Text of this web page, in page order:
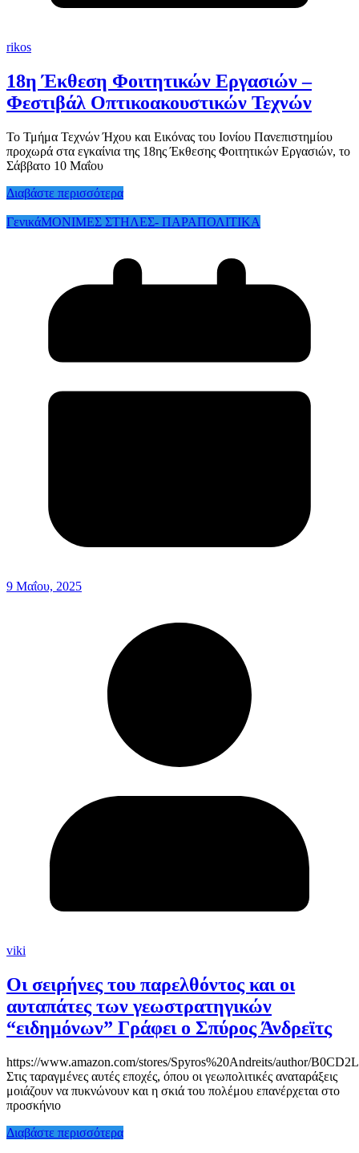
rikos
18η Έκθεση Φοιτητικών Εργασιών –
Φεστιβάλ Οπτικοακουστικών Τεχνών
Το Τμήμα Τεχνών Ήχου και Εικόνας του Ιονίου Πανεπιστημίου
προχωρά στα εγκαίνια της 18ης Έκθεσης Φοιτητικών Εργασιών, το
Σάββατο 10 Μαΐου
Διαβάστε περισσότερα
ΓενικάΜΟΝΙΜΕΣ ΣΤΗΛΕΣ- ΠΑΡΑΠΟΛΙΤΙΚΑ
9 Μαΐου, 2025
viki
Οι σειρήνες του παρελθόντος και οι
αυταπάτες των γεωστρατηγικών
“ειδημόνων” Γράφει ο Σπύρος Άνδρεϊτς
https://www.amazon.com/stores/Spyros%20Andreits/author/
Στις ταραγμένες αυτές εποχές, όπου οι γεωπολιτικές αναταράξεις
μοιάζουν να πυκνώνουν και η σκιά του πολέμου επανέρχεται στο
προσκήνιο
Διαβάστε περισσότερα